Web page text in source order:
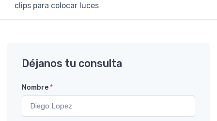
clips para colocar luces
Déjanos tu consulta
Nombre*